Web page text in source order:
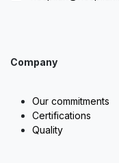
Company
Our commitments
Certifications
Quality